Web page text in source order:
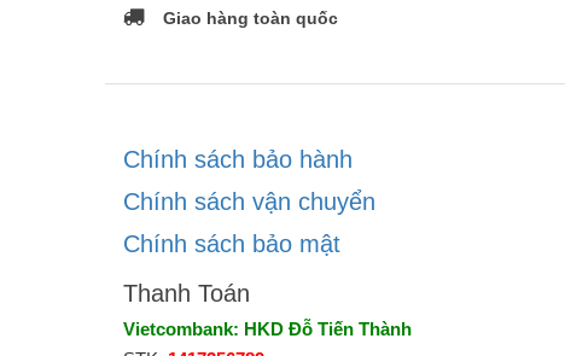
Giao hàng toàn quốc
Chính sách bảo hành
Chính sách vận chuyển
Chính sách bảo mật
Thanh Toán
Vietcombank: HKD Đỗ Tiến Thành